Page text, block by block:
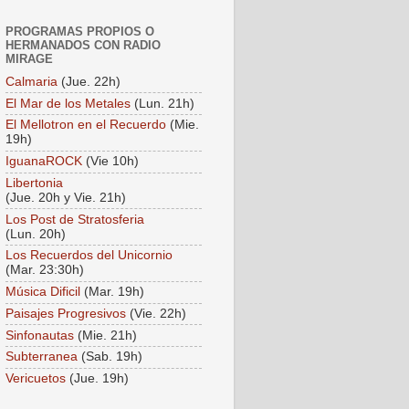
PROGRAMAS PROPIOS O
HERMANADOS CON RADIO
MIRAGE
Calmaria (Jue. 22h)
El Mar de los Metales (Lun. 21h)
El Mellotron en el Recuerdo (Mie.
19h)
IguanaROCK (Vie 10h)
Libertonia
(Jue. 20h y Vie. 21h)
Los Post de Stratosferia
(Lun. 20h)
Los Recuerdos del Unicornio
(Mar. 23:30h)
Música Dificil (Mar. 19h)
Paisajes Progresivos (Vie. 22h)
Sinfonautas (Mie. 21h)
Subterranea (Sab. 19h)
Vericuetos (Jue. 19h)